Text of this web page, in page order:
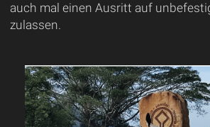
auch mal einen Ausritt auf
zulassen.